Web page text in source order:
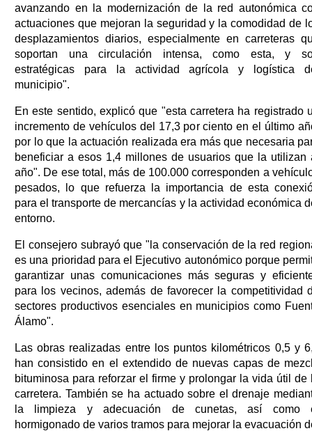
avanzando en la modernización de la red autonómica
actuaciones que mejoran la seguridad y la comodidad de
desplazamientos diarios, especialmente en carreteras
soportan una circulación intensa, como esta, y
estratégicas para la actividad agrícola y logística
municipio".
En este sentido, explicó que "esta carretera ha registrado
incremento de vehículos del 17,3 por ciento en el último
por lo que la actuación realizada era más que necesaria
beneficiar a esos 1,4 millones de usuarios que la utilizan
año". De ese total, más de 100.000 corresponden a
pesados, lo que refuerza la importancia de esta
para el transporte de mercancías y la actividad económica
entorno.
El consejero subrayó que "la conservación de la red
es una prioridad para el Ejecutivo autonómico porque
garantizar unas comunicaciones más seguras y
para los vecinos, además de favorecer la competitividad
sectores productivos esenciales en municipios como
Álamo".
Las obras realizadas entre los puntos kilométricos 0,5 y
han consistido en el extendido de nuevas capas de
bituminosa para reforzar el firme y prolongar la vida útil de
carretera. También se ha actuado sobre el drenaje
la limpieza y adecuación de cunetas, así como
hormigonado de varios tramos para mejorar la evacuación